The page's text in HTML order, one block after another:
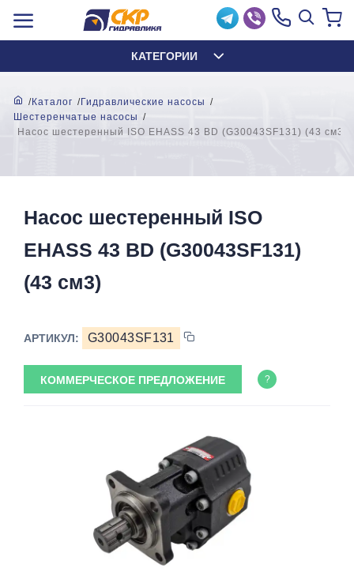
КАТЕГОРИИ
Каталог
Гидравлические насосы
Шестеренчатые насосы
Насос шестеренный ISO EHASS 43 BD (G30043SF131) (43 см3)
Насос шестеренный ISO
EHASS 43 BD (G30043SF131)
(43 см3)
АРТИКУЛ: G30043SF131
КОММЕРЧЕСКОЕ ПРЕДЛОЖЕНИЕ ?